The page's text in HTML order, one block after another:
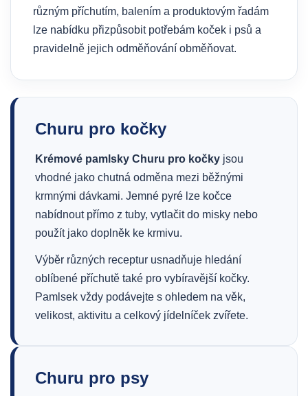
různým příchutím, balením a produktovým řadám
lze nabídku přizpůsobit potřebám koček i psů a
pravidelně jejich odměňování obměňovat.
Churu pro kočky
Krémové pamlsky Churu pro kočky jsou
vhodné jako chutná odměna mezi běžnými
krmnými dávkami. Jemné pyré lze kočce
nabídnout přímo z tuby, vytlačit do misky nebo
použít jako doplněk ke krmivu.
Výběr různých receptur usnadňuje hledání
oblíbené příchutě také pro vybíravější kočky.
Pamlsek vždy podávejte s ohledem na věk,
velikost, aktivitu a celkový jídelníček zvířete.
Churu pro psy